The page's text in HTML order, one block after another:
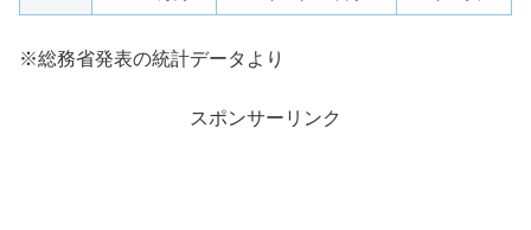
※総務省発表の統計データより
スポンサーリンク